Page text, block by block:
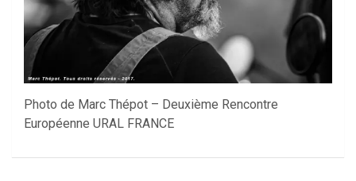
Photo de Marc Thépot – Deuxième Rencontre
Européenne URAL FRANCE